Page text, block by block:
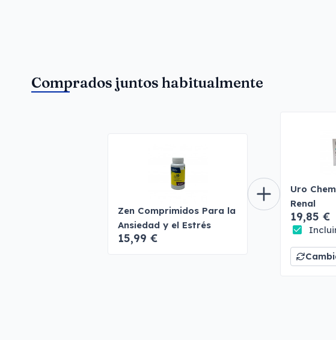
Comprados juntos habitualmente
Zen Comprimidos Para la
Ansiedad y el Estrés
15,99 €
Uro
Renal
19,85 €